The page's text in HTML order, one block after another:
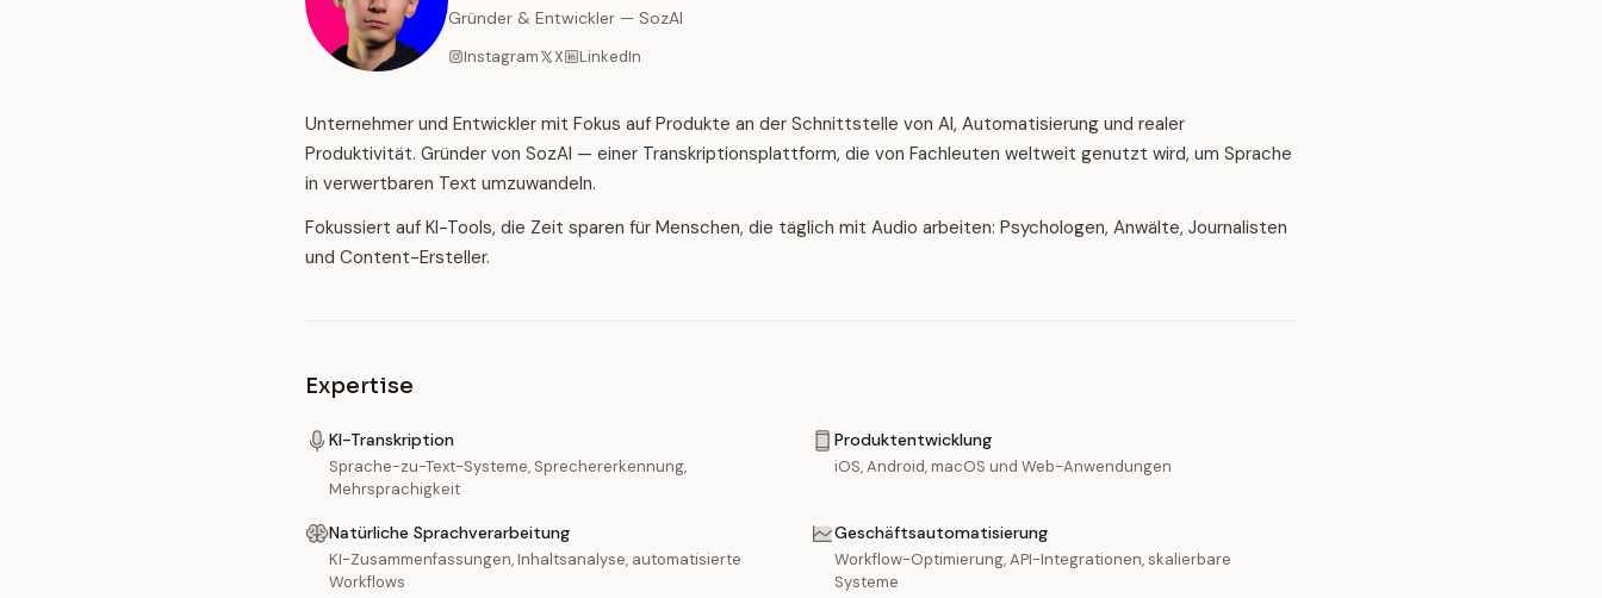
Gründer & Entwickler — SozAI
Instagram X LinkedIn
Unternehmer und Entwickler mit Fokus auf Produkte an der Schnittstelle von AI, Automatisierung und realer
Produktivität. Gründer von SozAI — einer Transkriptionsplattform, die von Fachleuten weltweit genutzt wird, um Sprache
in verwertbaren Text umzuwandeln.
Fokussiert auf KI-Tools, die Zeit sparen für Menschen, die täglich mit Audio arbeiten: Psychologen, Anwälte, Journalisten
und Content-Ersteller.
Expertise
KI-Transkription
Sprache-zu-Text-Systeme, Sprechererkennung,
Mehrsprachigkeit
Produktentwicklung
iOS, Android, macOS und Web-Anwendungen
Natürliche Sprachverarbeitung
KI-Zusammenfassungen, Inhaltsanalyse, automatisierte
Workflows
Geschäftsautomatisierung
Workflow-Optimierung, API-Integrationen, skalierbare
Systeme